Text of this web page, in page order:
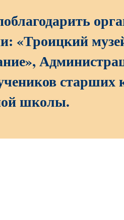
«Троицкий
старших
школы.